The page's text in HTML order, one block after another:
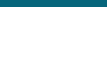
CGV